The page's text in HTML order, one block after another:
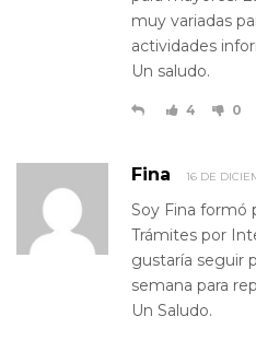
muy variadas
actividades
Un saludo.
4 0
Fina 16 DE
Soy Fina formó
Trámites por
gustaría seguir
semana para
Un Saludo.